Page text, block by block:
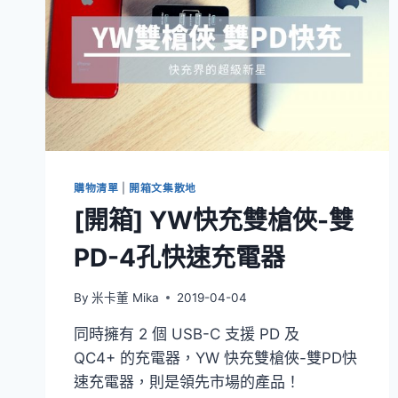
購物清單 開箱文集散地
[開箱] YW快充雙槍俠-雙
PD-4孔快速充電器
By 米卡董 Mika 2019-04-04
同時擁有 2 個 USB-C 支援 PD 及
QC4+ 的充電器，YW 快充雙槍俠-雙PD快
速充電器，則是領先市場的產品！